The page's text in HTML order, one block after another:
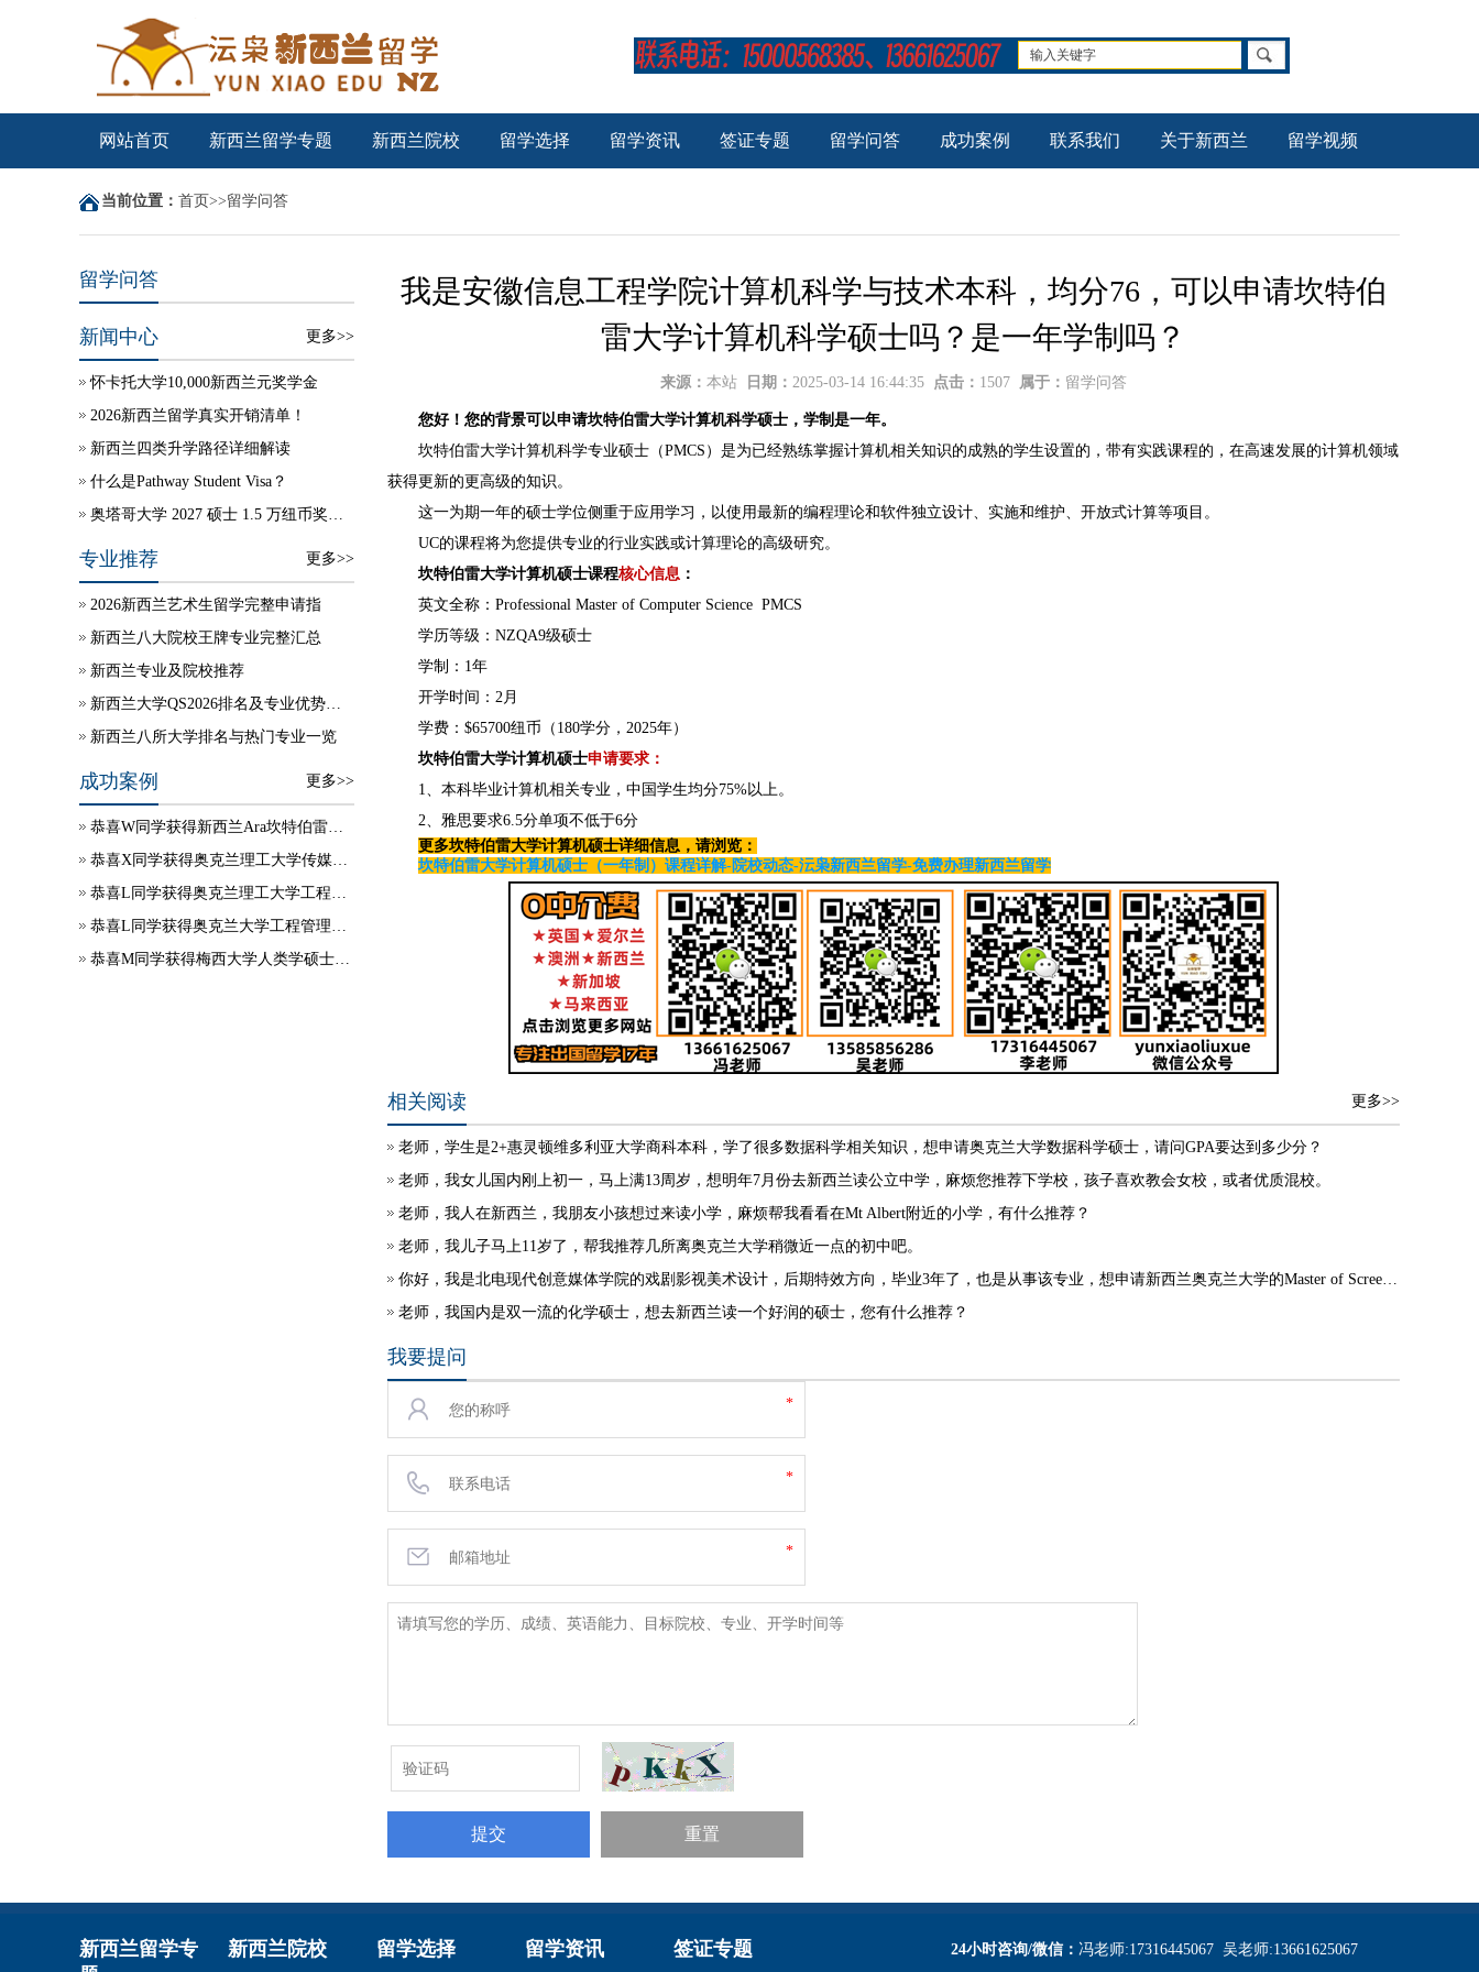
网站首页 新西兰留学专题 新西兰院校 留学选择 留学资讯 签证专题 留学问答 成功案例 联系我们 关于新西兰 留学视频
当前位置： 首页>>留学问答
留学问答
新闻中心 更多>>
怀卡托大学10,000新西兰元奖学金
2026新西兰留学真实开销清单！
新西兰四类升学路径详细解读
什么是Pathway Student Visa？
奥塔哥大学 2027 硕士 1.5 万纽币奖学金自动授予
专业推荐 更多>>
2026新西兰艺术生留学完整申请指
新西兰八大院校王牌专业完整汇总
新西兰专业及院校推荐
新西兰大学QS2026排名及专业优势说明
新西兰八所大学排名与热门专业一览
成功案例 更多>>
恭喜W同学获得新西兰Ara坎特伯雷理工学院学生签证
恭喜X同学获得奥克兰理工大学传媒硕士录取
恭喜L同学获得奥克兰理工大学工程项目管理硕士录取
恭喜L同学获得奥克兰大学工程管理硕士录取
恭喜M同学获得梅西大学人类学硕士录取
我是安徽信息工程学院计算机科学与技术本科，均分76，可以申请坎特伯
雷大学计算机科学硕士吗？是一年学制吗？
来源： 本站 日期： 2025-03-14 16:44:35 点击： 1507 属于： 留学问答
您好！您的背景可以申请坎特伯雷大学计算机科学硕士，学制是一年。
坎特伯雷大学计算机科学专业硕士（PMCS）是为已经熟练掌握计算机相关知识的成熟的学生设置的，带有实践课程的，在高速发展的计算机领域
获得更新的更高级的知识。
这一为期一年的硕士学位侧重于应用学习，以使用最新的编程理论和软件独立设计、实施和维护、开放式计算等项目。
UC的课程将为您提供专业的行业实践或计算理论的高级研究。
坎特伯雷大学计算机硕士课程核心信息 ：
英文全称：Professional Master of Computer Science PMCS
学历等级：NZQA9级硕士
学制：1年
开学时间：2月
学费：$65700纽币（180学分，2025年）
坎特伯雷大学计算机硕士申请要求：
1、本科毕业计算机相关专业，中国学生均分75%以上。
2、雅思要求6.5分单项不低于6分
更多坎特伯雷大学计算机硕士详细信息，请浏览：
坎特伯雷大学计算机硕士（一年制）课程详解-院校动态-沄枭新西兰留学-免费办理新西兰留学
相关阅读 更多>>
老师，学生是2+惠灵顿维多利亚大学商科本科，学了很多数据科学相关知识，想申请奥克兰大学数据科学硕士，请问GPA要达到多少分？
老师，我女儿国内刚上初一，马上满13周岁，想明年7月份去新西兰读公立中学，麻烦您推荐下学校，孩子喜欢教会女校，或者优质混校。
老师，我人在新西兰，我朋友小孩想过来读小学，麻烦帮我看看在Mt Albert附近的小学，有什么推荐？
老师，我儿子马上11岁了，帮我推荐几所离奥克兰大学稍微近一点的初中吧。
你好，我是北电现代创意媒体学院的戏剧影视美术设计，后期特效方向，毕业3年了，也是从事该专业，想申请新西兰奥克兰大学的Master of Screen Production (MSP) - 屏幕制作硕士和维多利亚惠灵顿大学的Master of Design Technology (MDT) - 设计技术硕士。
老师，我国内是双一流的化学硕士，想去新西兰读一个好润的硕士，您有什么推荐？
我要提问
*
*
*
新西兰留学专
新西兰院校 留学选择 留学资讯 签证专题 24小时咨询/微信： 冯老师:17316445067 吴老师:13661625067